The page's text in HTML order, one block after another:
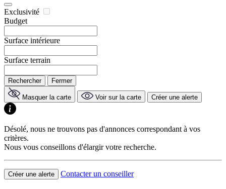
Exclusivité
Budget
Surface intérieure
Surface terrain
Rechercher Fermer
Masquer la carte Voir sur la carte Créer une alerte
Désolé, nous ne trouvons pas d'annonces correspondant à vos
critères.
Nous vous conseillons d'élargir votre recherche.
Créer une alerte Contacter un conseiller